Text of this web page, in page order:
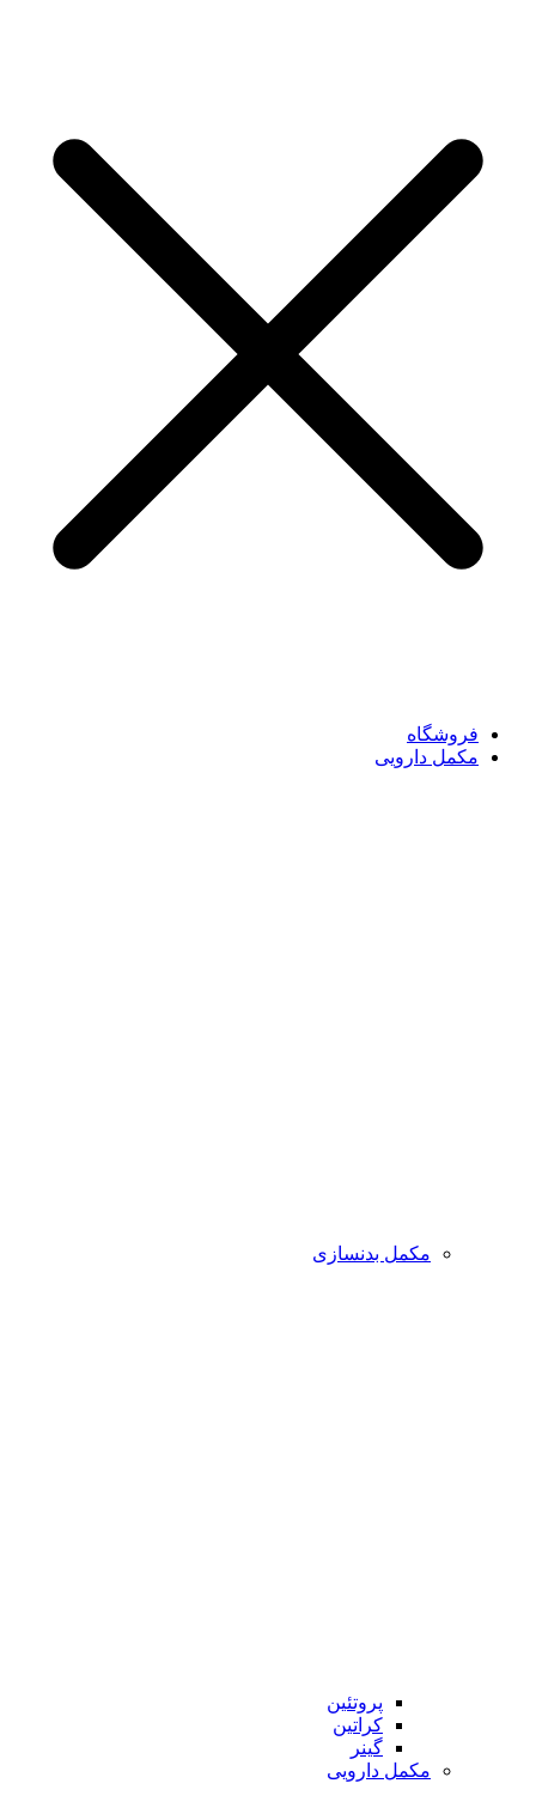
فروشگاه
مکمل دارویی
مکمل بدنسازی
پروتئین
کراتین
گینر
مکمل دارویی